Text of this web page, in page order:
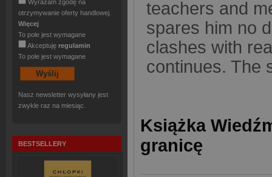
Wyrażam zgodę na
otrzymywanie oferty handlowej.
Więcej
To pole jest wymagane
Akceptuję regulamin
To pole jest wymagane
Nasz newsletter wysyłany jest
zwykle raz na miesiąc.
BESTSELLERY
teachers and
spares him no
clashes with
continues. The
Książka
granicę